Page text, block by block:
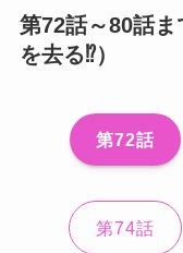
第72話～80話
を去る⁉）
第72話
第74話